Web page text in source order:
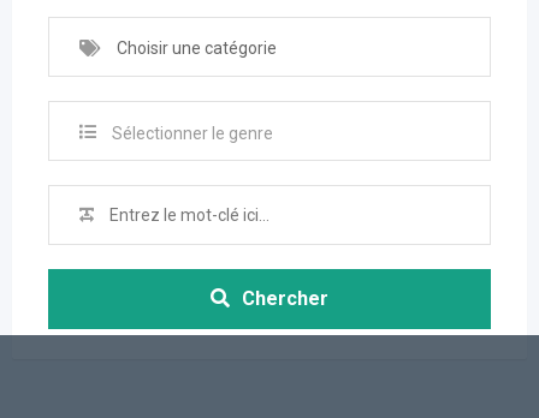
Choisir une catégorie
Sélectionner le genre
Chercher